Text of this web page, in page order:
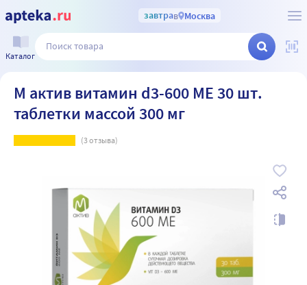
завтрав Москва
Каталог
М актив витамин d3-600 МЕ 30 шт.
таблетки массой 300 мг
(3отзыва)